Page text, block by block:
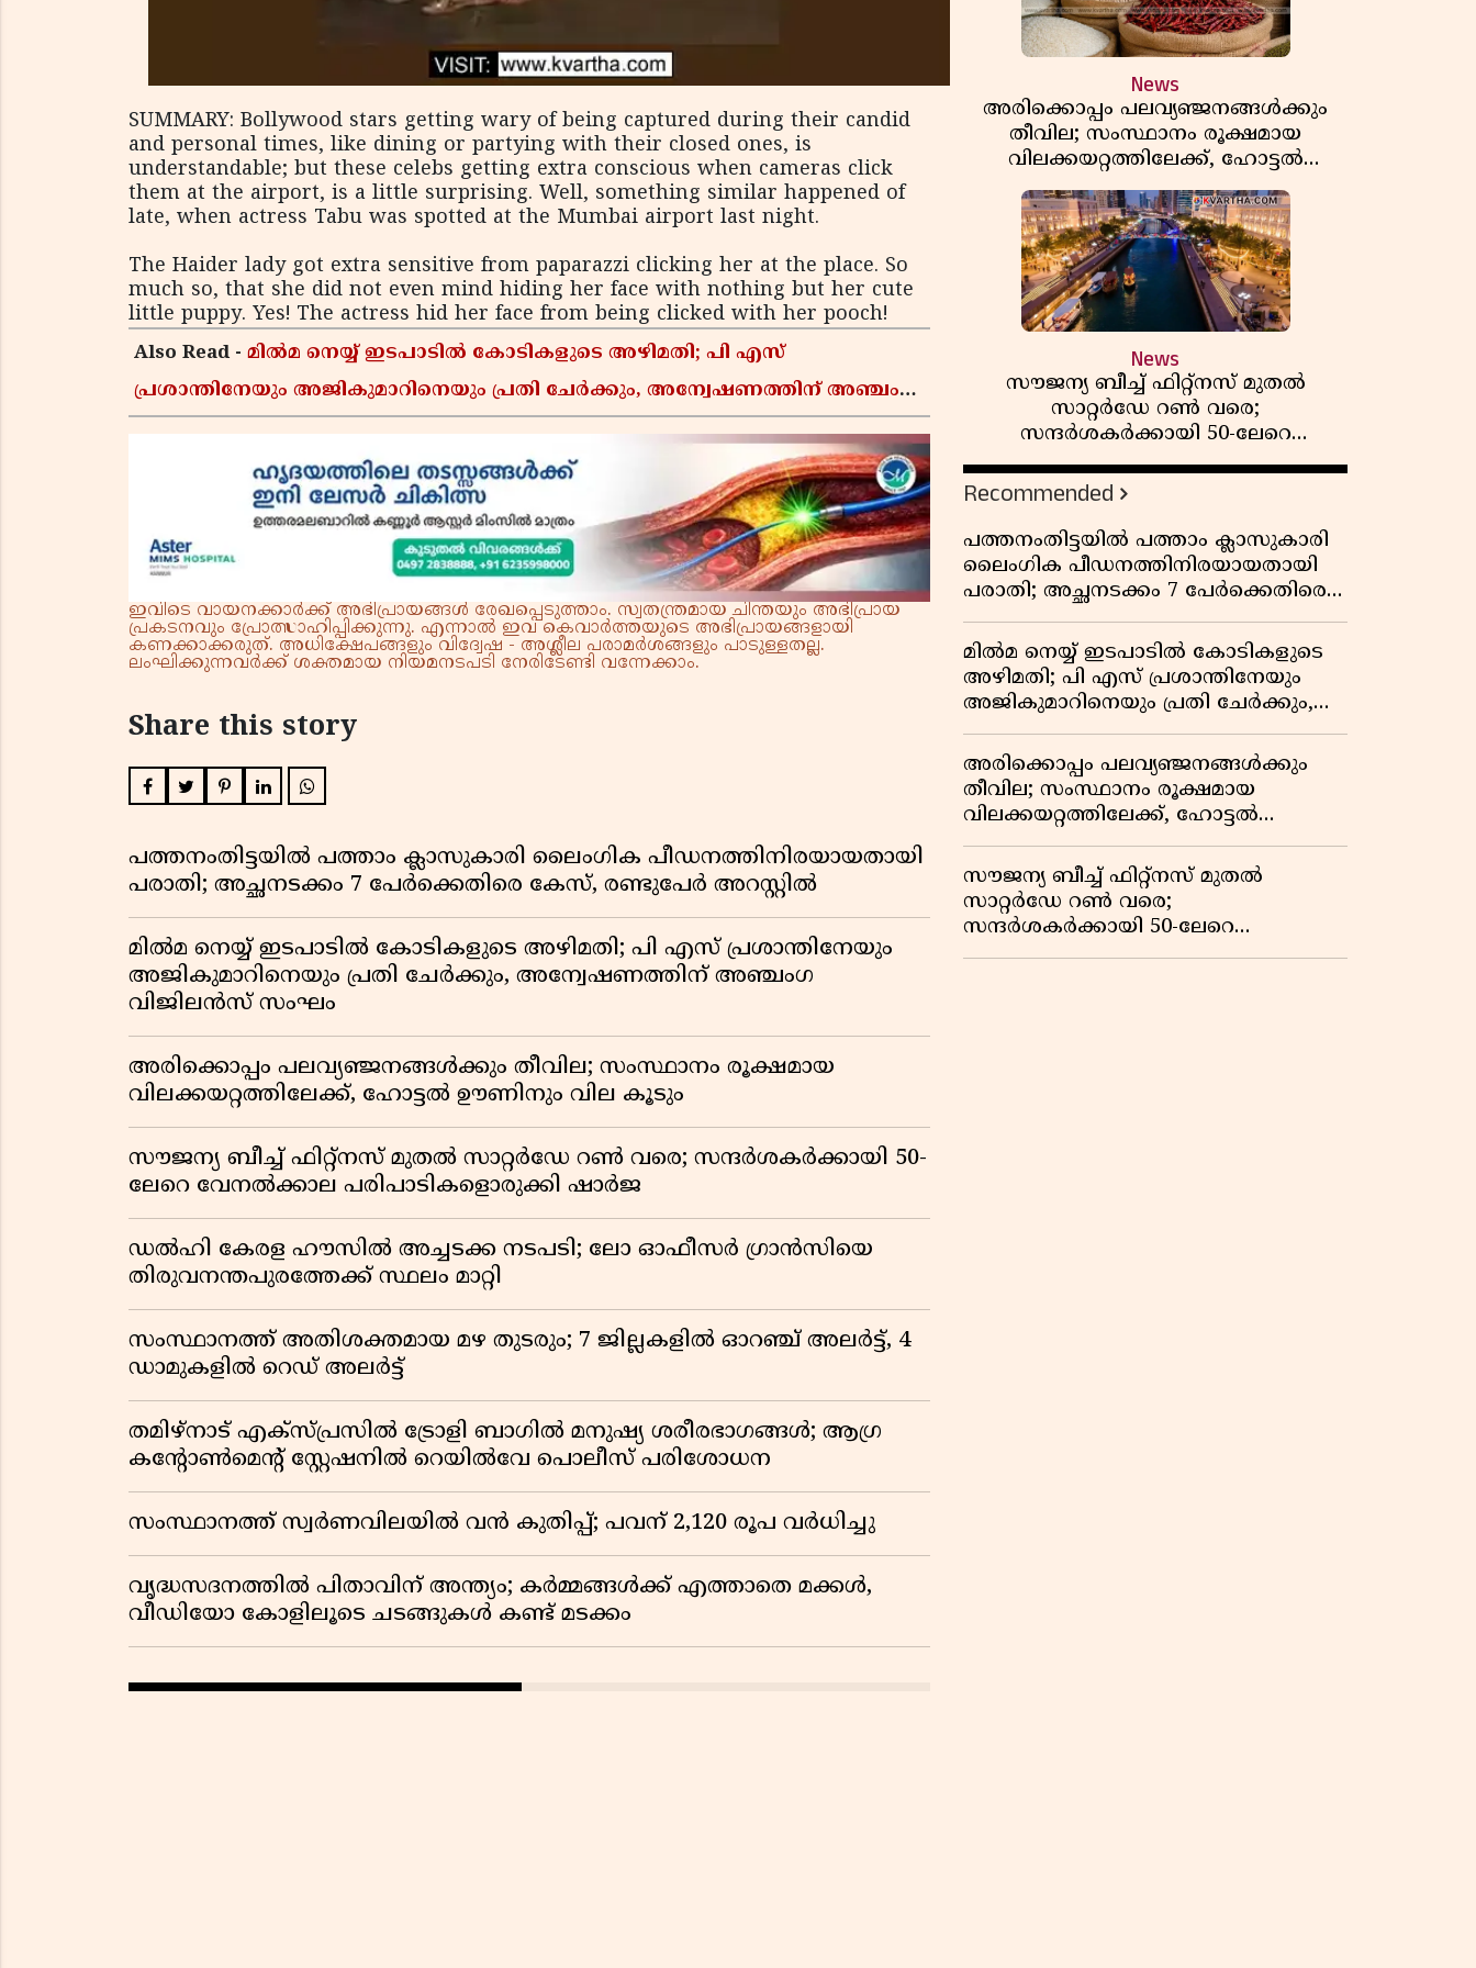
SUMMARY: Bollywood stars getting wary of being captured during their candid
and personal times, like dining or partying with their closed ones, is
understandable; but these celebs getting extra conscious when cameras click
them at the airport, is a little surprising. Well, something similar happened of
late, when actress Tabu was spotted at the Mumbai airport last night.
The Haider lady got extra sensitive from paparazzi clicking her at the place. So
much so, that she did not even mind hiding her face with nothing but her cute
little puppy. Yes! The actress hid her face from being clicked with her pooch!
Also Read - മിൽമ നെയ്യ് ഇടപാടിൽ കോടികളുടെ അഴിമതി; പി എസ്
പ്രശാന്തിനേയും അജികുമാറിനെയും പ്രതി ചേർക്കും, അന്വേഷണത്തിന് അഞ്ചംഗ
വിജിലൻസ് സംഘം
ഇവിടെ വായനക്കാർക്ക് അഭിപ്രായങ്ങൾ രേഖപ്പെടുത്താം. സ്വതന്ത്രമായ ചിന്തയും അഭിപ്രായ
പ്രകടനവും പ്രോത്സാഹിപ്പിക്കുന്നു. എന്നാൽ ഇവ കെവാർത്തയുടെ അഭിപ്രായങ്ങളായി
കണക്കാക്കരുത്. അധിക്ഷേപങ്ങളും വിദ്വേഷ - അശ്ലീല പരാമർശങ്ങളും പാടുള്ളതല്ല.
ലംഘിക്കുന്നവർക്ക് ശക്തമായ നിയമനടപടി നേരിടേണ്ടി വന്നേക്കാം.
Share this story
പത്തനംതിട്ടയിൽ പത്താം ക്ലാസുകാരി ലൈംഗിക പീഡനത്തിനിരയായതായി
പരാതി; അച്ഛനടക്കം 7 പേർക്കെതിരെ കേസ്, രണ്ടുപേർ അറസ്റ്റിൽ
മിൽമ നെയ്യ് ഇടപാടിൽ കോടികളുടെ അഴിമതി; പി എസ് പ്രശാന്തിനേയും
അജികുമാറിനെയും പ്രതി ചേർക്കും, അന്വേഷണത്തിന് അഞ്ചംഗ
വിജിലൻസ് സംഘം
അരിക്കൊപ്പം പലവ്യഞ്ജനങ്ങൾക്കും തീവില; സംസ്ഥാനം രൂക്ഷമായ
വിലക്കയറ്റത്തിലേക്ക്, ഹോട്ടൽ ഊണിനും വില കൂടും
സൗജന്യ ബീച്ച് ഫിറ്റ്നസ് മുതൽ സാറ്റർഡേ റൺ വരെ; സന്ദർശകർക്കായി 50-
ലേറെ വേനൽക്കാല പരിപാടികളൊരുക്കി ഷാർജ
ഡൽഹി കേരള ഹൗസിൽ അച്ചടക്ക നടപടി; ലോ ഓഫീസർ ഗ്രാൻസിയെ
തിരുവനന്തപുരത്തേക്ക് സ്ഥലം മാറ്റി
സംസ്ഥാനത്ത് അതിശക്തമായ മഴ തുടരും; 7 ജില്ലകളിൽ ഓറഞ്ച് അലർട്ട്, 4
ഡാമുകളിൽ റെഡ് അലർട്ട്
തമിഴ്‌നാട് എക്സ്പ്രസിൽ ട്രോളി ബാഗിൽ മനുഷ്യ ശരീരഭാഗങ്ങൾ; ആഗ്ര
കൻ്റോൺമെൻ്റ് സ്റ്റേഷനിൽ റെയിൽവേ പൊലീസ് പരിശോധന
സംസ്ഥാനത്ത് സ്വര്‍ണവിലയില്‍ വന്‍ കുതിപ്പ്; പവന് 2,120 രൂപ വര്‍ധിച്ചു
വൃദ്ധസദനത്തിൽ പിതാവിന് അന്ത്യം; കർമ്മങ്ങൾക്ക് എത്താതെ മക്കൾ,
വീഡിയോ കോളിലൂടെ ചടങ്ങുകൾ കണ്ട് മടക്കം
News
അരിക്കൊപ്പം പലവ്യഞ്ജനങ്ങൾക്കും
തീവില; സംസ്ഥാനം രൂക്ഷമായ
വിലക്കയറ്റത്തിലേക്ക്, ഹോട്ടൽ
ഊണിനും വില കൂടും
News
സൗജന്യ ബീച്ച് ഫിറ്റ്നസ് മുതൽ
സാറ്റർഡേ റൺ വരെ;
സന്ദർശകർക്കായി 50-ലേറെ
വേനൽക്കാല പരിപാടികളൊരുക്കി
ഷാർജ
Recommended
പത്തനംതിട്ടയിൽ പത്താം ക്ലാസുകാരി
ലൈംഗിക പീഡനത്തിനിരയായതായി
പരാതി; അച്ഛനടക്കം 7 പേർക്കെതിരെ
കേസ്, രണ്ടുപേർ അറസ്റ്റിൽ
മിൽമ നെയ്യ് ഇടപാടിൽ കോടികളുടെ
അഴിമതി; പി എസ് പ്രശാന്തിനേയും
അജികുമാറിനെയും പ്രതി ചേർക്കും,
അന്വേഷണത്തിന് അഞ്ചംഗ
വിജിലൻസ് സംഘം
അരിക്കൊപ്പം പലവ്യഞ്ജനങ്ങൾക്കും
തീവില; സംസ്ഥാനം രൂക്ഷമായ
വിലക്കയറ്റത്തിലേക്ക്, ഹോട്ടൽ
ഊണിനും വില കൂടും
സൗജന്യ ബീച്ച് ഫിറ്റ്നസ് മുതൽ
സാറ്റർഡേ റൺ വരെ;
സന്ദർശകർക്കായി 50-ലേറെ
വേനൽക്കാല പരിപാടികളൊരുക്കി